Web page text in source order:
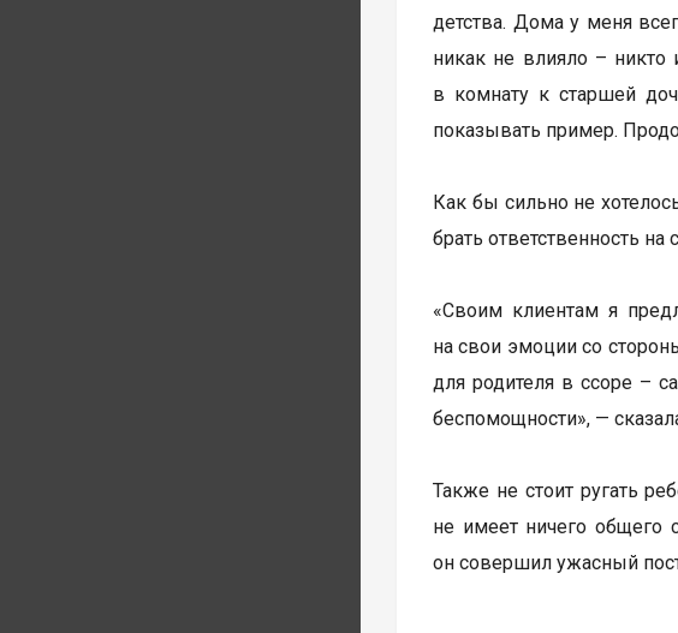
детства. Дома у меня
никак не влияло – никто
в комнату к старшей
показывать пример.
Как бы сильно не
брать ответственность
«Своим клиентам я
на свои эмоции со
для родителя в ссоре –
беспомощности», —
Также не стоит ругать
не имеет ничего общего
он совершил ужасный